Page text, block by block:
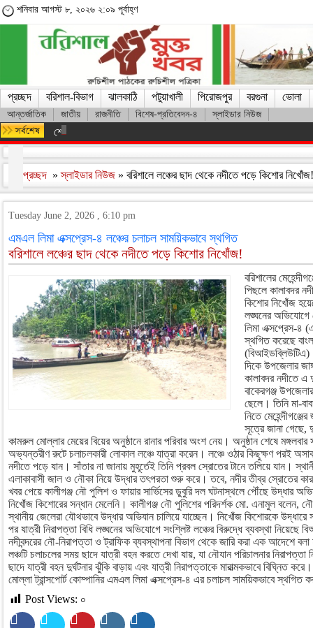
শনিবার আগস্ট ৮, ২০২৬ ২:০৯ পূর্বাহ্ণ
প্রচ্ছদ বরিশাল-বিভাগ ঝালকাঠি পটুয়াখালী পিরোজপুর বরগুনা ভোলা
আন্তর্জাতিক জাতীয় রাজনীতি বিশেষ-প্রতিবেদন-৪ স্লাইডার নিউজ
শেখ হাসিনার সঙ্গে দেশে ফিরতে চান সাকিব
প্রচ্ছদ »স্লাইডার নিউজ » বরিশালে লঞ্চের ছাদ থেকে নদীতে পড়ে কিশোর
Tuesday June 2, 2026 , 6:10 pm
এমএল লিমা এক্সপ্রেস-৪ লঞ্চের চলাচল সাময়িকভাবে স্থগিত
বরিশালে লঞ্চের ছাদ থেকে নদীতে পড়ে কিশোর নিখোঁজ!
বরিশালের
পিছলে কালাবদর
কিশোর নিখোঁজ
লঙ্ঘনের অভিযোগে
লিমা এক্সপ্রেস-৪
স্থগিত করেছে
দিকে উপজেলার
কালাবদর নদীতে এ
বাকেরগঞ্জ
ছেলে। তিনি মা-
নিতে
সূত্রে জানা গেছে,
কামরুল মোল্লার মেয়ের বিয়ের অনুষ্ঠানে রানার পরিবার অংশ নেয়। অনুষ্ঠান শেষে
অভ্যন্তরীণ রুটে চলাচলকারী লোকাল লঞ্চে যাত্রা করেন। লঞ্চে ওঠার কিছুক্ষণ পরই
নদীতে পড়ে যান। সাঁতার না জানায় মুহূর্তেই তিনি প্রবল স্রোতের টানে তলিয়ে যান।
এলাকাবাসী জাল ও নৌকা নিয়ে উদ্ধার তৎপরতা শুরু করে। তবে, নদীর তীব্র স্রোতের
খবর পেয়ে কালীগঞ্জ নৌ পুলিশ ও ফায়ার সার্ভিসের ডুবুরি দল ঘটনাস্থলে পৌঁছে উদ্ধার
নিখোঁজ কিশোরের সন্ধান মেলেনি। কালীগঞ্জ নৌ পুলিশের পরিদর্শক মো. এনামুল বলেন, নৌ
স্থানীয় জেলেরা যৌথভাবে উদ্ধার অভিযান চালিয়ে যাচ্ছেন। নিখোঁজ কিশোরকে উদ্ধারে
পর যাত্রী নিরাপত্তা বিধি লঙ্ঘনের অভিযোগে সংশ্লিষ্ট লঞ্চের বিরুদ্ধে ব্যবস্থা নিয়েছে
নদীবন্দরের নৌ-নিরাপত্তা ও ট্রাফিক ব্যবস্থাপনা বিভাগ থেকে জারি করা এক আদেশে বলা
লঞ্চটি চলাচলের সময় ছাদে যাত্রী বহন করতে দেখা যায়, যা নৌযান পরিচালনার নিরাপত্তা
ছাদে যাত্রী বহন দুর্ঘটনার ঝুঁকি বাড়ায় এবং যাত্রী নিরাপত্তাকে মারাত্মকভাবে বিঘ্নিত
মোল্লা ট্রান্সপোর্ট কোম্পানির এমএল লিমা এক্সপ্রেস-৪ এর চলাচল সাময়িকভাবে স্থগিত
Post Views: ০